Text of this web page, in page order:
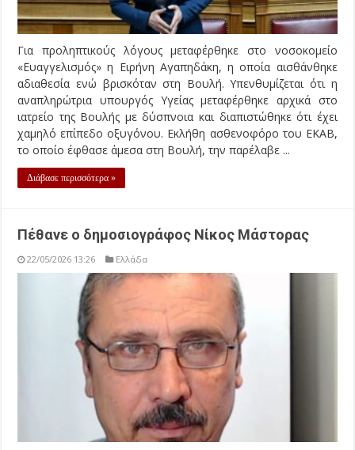
Για προληπτικούς λόγους μεταφέρθηκε στο νοσοκομείο
«Ευαγγελισμός» η Ειρήνη Αγαπηδάκη, η οποία αισθάνθηκε
αδιαθεσία ενώ βρισκόταν στη Βουλή. Υπενθυμίζεται ότι η
αναπληρώτρια υπουργός Υγείας μεταφέρθηκε αρχικά στο
ιατρείο της Βουλής με δύσπνοια και διαπιστώθηκε ότι έχει
χαμηλό επίπεδο οξυγόνου. Εκλήθη ασθενοφόρο του ΕΚΑΒ,
το οποίο έφθασε άμεσα στη Βουλή, την παρέλαβε ...
Διάβασε περισσότερα »
Πέθανε ο δημοσιογράφος Νίκος Μάστορας
22/05/2026 13:26 Ελλάδα